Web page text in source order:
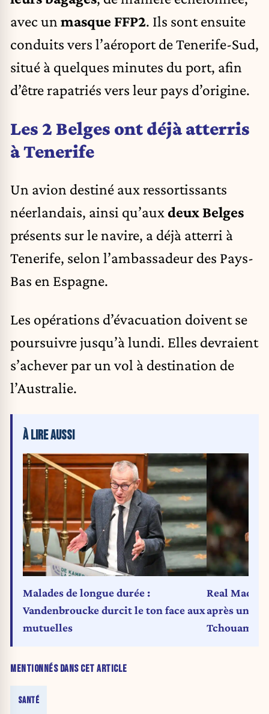
avec un masque FFP2. Ils sont ensuite
conduits vers l’aéroport de Tenerife-Sud,
situé à quelques minutes du port, afin
d’être rapatriés vers leur pays d’origine.
Les 2 Belges ont déjà atterris
à Tenerife
Un avion destiné aux ressortissants
néerlandais, ainsi qu’aux deux Belges
présents sur le navire, a déjà atterri à
Tenerife, selon l’ambassadeur des Pays-
Bas en Espagne.
Les opérations d’évacuation doivent se
poursuivre jusqu’à lundi. Elles devraient
s’achever par un vol à destination de
l’Australie.
MENTIONNÉS DANS CET ARTICLE
SANTÉ
À LIRE AUSSI
Malades de longue durée :
Vandenbroucke durcit le ton face aux
mutuelles
Real
après une